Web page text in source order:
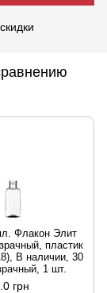
Флакон Элит
пластик
В наличии, 30
1 шт.
грн